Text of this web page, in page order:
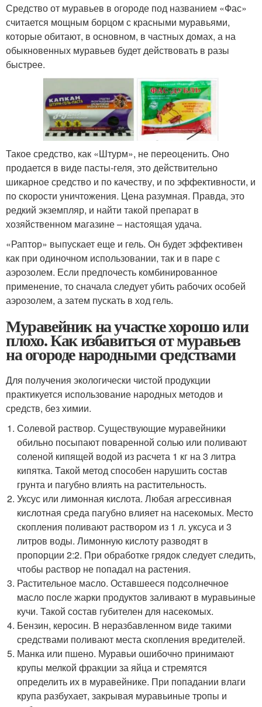
Средство от муравьев в огороде под названием «Фас»
считается мощным борцом с красными муравьями,
которые обитают, в основном, в частных домах, а на
обыкновенных муравьев будет действовать в разы
быстрее.
Такое средство, как «Штурм», не переоценить. Оно
продается в виде пасты-геля, это действительно
шикарное средство и по качеству, и по эффективности, и
по скорости уничтожения. Цена разумная. Правда, это
редкий экземпляр, и найти такой препарат в
хозяйственном магазине – настоящая удача.
«Раптор» выпускает еще и гель. Он будет эффективен
как при одиночном использовании, так и в паре с
аэрозолем. Если предпочесть комбинированное
применение, то сначала следует убить рабочих особей
аэрозолем, а затем пускать в ход гель.
Муравейник на участке хорошо или
плохо. Как избавиться от муравьев
на огороде народными средствами
Для получения экологически чистой продукции
практикуется использование народных методов и
средств, без химии.
Солевой раствор. Существующие муравейники
обильно посыпают поваренной солью или поливают
соленой кипящей водой из расчета 1 кг на 3 литра
кипятка. Такой метод способен нарушить состав
грунта и пагубно влиять на растительность.
Уксус или лимонная кислота. Любая агрессивная
кислотная среда пагубно влияет на насекомых. Место
скопления поливают раствором из 1 л. уксуса и 3
литров воды. Лимонную кислоту разводят в
пропорции 2:2. При обработке грядок следует следить,
чтобы раствор не попадал на растения.
Растительное масло. Оставшееся подсолнечное
масло после жарки продуктов заливают в муравьиные
кучи. Такой состав губителен для насекомых.
Бензин, керосин. В неразбавленном виде такими
средствами поливают места скопления вредителей.
Манка или пшено. Муравьи ошибочно принимают
крупы мелкой фракции за яйца и стремятся
определить их в муравейнике. При попадании влаги
крупа разбухает, закрывая муравьиные тропы и